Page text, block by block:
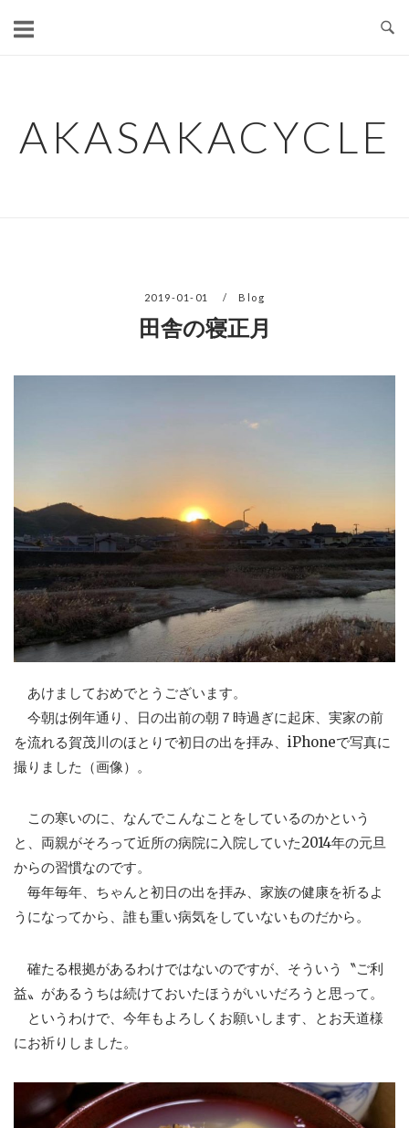
AKASAKACYCLE
2019-01-01 Blog
田舎の寝正月
あけましておめでとうございます。
今朝は例年通り、日の出前の朝７時過ぎに起床、実家の前
を流れる賀茂川のほとりで初日の出を拝み、iPhoneで写真に
撮りました（画像）。
この寒いのに、なんでこんなことをしているのかという
と、両親がそろって近所の病院に入院していた2014年の元旦
からの習慣なのです。
毎年毎年、ちゃんと初日の出を拝み、家族の健康を祈るよ
うになってから、誰も重い病気をしていないものだから。
確たる根拠があるわけではないのですが、そういう〝ご利
益〟があるうちは続けておいたほうがいいだろうと思って。
というわけで、今年もよろしくお願いします、とお天道様
にお祈りしました。